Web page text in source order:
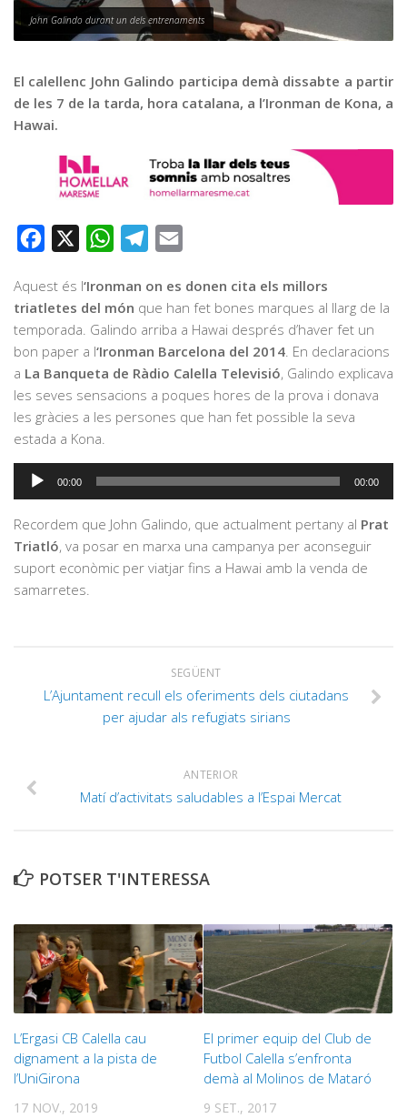
Publicitat
John Galindo durant un dels entrenaments
El calellenc John Galindo participa demà dissabte a partir
de les 7 de la tarda, hora catalana, a l’Ironman de Kona, a
Hawai.
Facebook WhatsAppTelegram
Aquest és l‘Ironman on es donen cita els millors
triatletes del món que han fet bones marques al llarg de la
temporada. Galindo arriba a Hawai després d’haver fet un
bon paper a l‘Ironman Barcelona del 2014. En declaracions
a La Banqueta de Ràdio Calella Televisió, Galindo explicava
les seves sensacions a poques hores de la prova i donava
les gràcies a les persones que han fet possible la seva
estada a Kona.
Reproductor
d'àudio
00:00 00:00
Recordem que John Galindo, que actualment pertany al Prat
Triatló, va posar en marxa una campanya per aconseguir
suport econòmic per viatjar fins a Hawai amb la venda de
samarretes.
SEGÜENT
L’Ajuntament recull els oferiments dels ciutadans
per ajudar als refugiats sirians
ANTERIOR
Matí d’activitats saludables a l’Espai Mercat
POTSER T'INTERESSA
L’Ergasi CB Calella cau
dignament a la pista de
l’UniGirona
17 NOV., 2019
El primer equip del Club de
Futbol Calella s’enfronta
demà al Molinos de Mataró
9 SET., 2017